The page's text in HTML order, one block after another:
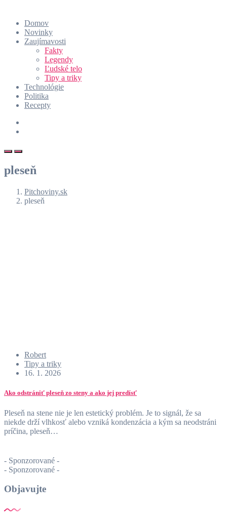
Domov
Novinky
Zaujímavosti
Fakty
Legendy
Ľudské telo
Tipy a triky
Technológie
Politika
Recepty
pleseň
Pitchoviny.sk
pleseň
Robert
Tipy a triky
16. 1. 2026
Ako odstrániť pleseň zo steny a ako jej predísť
Pleseň na stene nie je len estetický problém. Je to signál, že sa
niekde drží vlhkosť alebo vzniká kondenzácia a kým sa neodstráni
príčina, pleseň…
- Sponzorované -
- Sponzorované -
Objavujte